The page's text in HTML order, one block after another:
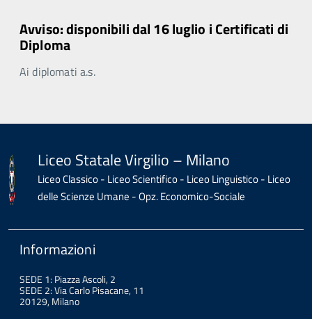
Avviso: disponibili dal 16 luglio i Certificati di
Diploma
Ai diplomati a.s.
Liceo Statale Virgilio – Milano
Liceo Classico - Liceo Scientifico - Liceo Linguistico - Liceo
delle Scienze Umane - Opz. Economico-Sociale
Informazioni
SEDE 1: Piazza Ascoli, 2
SEDE 2: Via Carlo Pisacane, 11
20129, Milano